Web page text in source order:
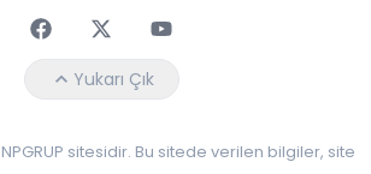
FaceebokTwitterYoutube
Yukarı Çık
sitesidir. Bu sitede verilen bilgiler, site